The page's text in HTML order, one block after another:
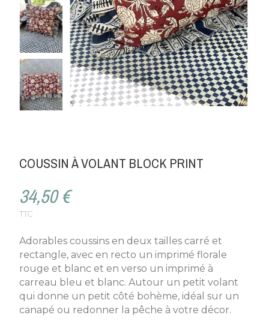
COUSSIN À VOLANT BLOCK PRINT
34,50 €
TTC
Adorables coussins en deux tailles carré et
rectangle, avec en recto un imprimé florale
rouge et blanc et en verso un imprimé à
carreau bleu et blanc. Autour un petit volant
qui donne un petit côté bohème, idéal sur un
canapé ou redonner la pêche à votre décor.